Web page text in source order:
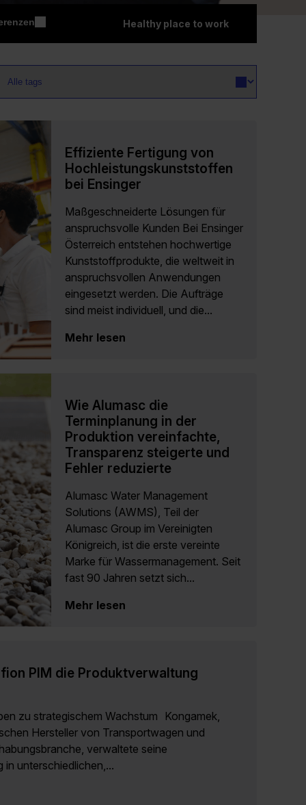
Healthy place to work
Effiziente Fertigung von
Hochleistungskunststoffen
bei Ensinger
Maßgeschneiderte Lösungen für
anspruchsvolle Kunden Bei Ensinger
Österreich entstehen hochwertige
Kunststoffprodukte, die weltweit in
anspruchsvollen Anwendungen
eingesetzt werden. Die Aufträge
sind meist individuell, und die...
Mehr lesen
Wie Alumasc die
Terminplanung in der
Produktion vereinfachte,
Transparenz steigerte und
Fehler reduzierte
Alumasc Water Management
Solutions (AWMS), Teil der
Alumasc Group im Vereinigten
Königreich, ist die erste vereinte
Marke für Wassermanagement. Seit
fast 90 Jahren setzt sich...
Mehr lesen
PIM die Produktverwaltung
zu strategischem Wachstum Kongamek,
Hersteller von Transportwagen und
verwaltete seine
in unterschiedlichen,...